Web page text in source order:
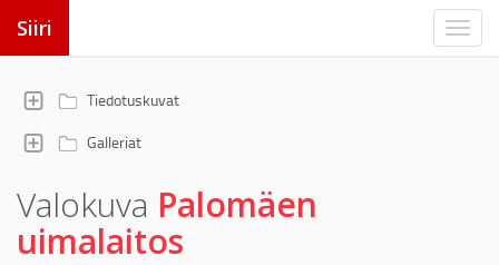
Siiri
Tiedotuskuvat
Galleriat
Valokuva Palomäen
uimalaitos